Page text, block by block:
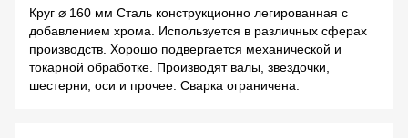
Круг ⌀ 160 мм Сталь конструкционно легированная с
добавлением хрома. Используется в различных сферах
производств. Хорошо подвергается механической и
токарной обработке. Производят валы, звездочки,
шестерни, оси и прочее. Сварка ограничена.